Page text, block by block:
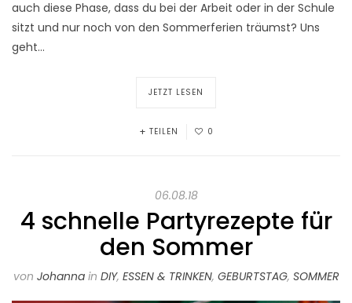
auch diese Phase, dass du bei der Arbeit oder in der Schule
sitzt und nur noch von den Sommerferien träumst? Uns
geht…
JETZT LESEN
TEILEN 0
06.08.18
4 schnelle Partyrezepte für
den Sommer
von Johannain DIY, ESSEN & TRINKEN, GEBURTSTAG, SOMMER